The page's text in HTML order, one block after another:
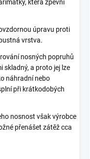
která zpevní
úpravu proti
vrstva.
nosných popruhů
skladný, a proto jej lze
náhradní nebo
při krátkodobých
nosnost však výrobce
přenášet zátěž cca